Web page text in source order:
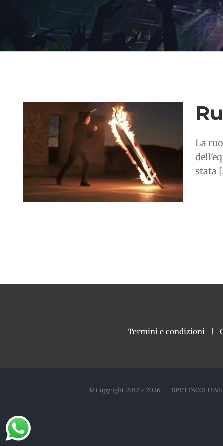
La
stata
Termini e condizioni
© Copyright 2012 - 2026 | SPETTACOLI